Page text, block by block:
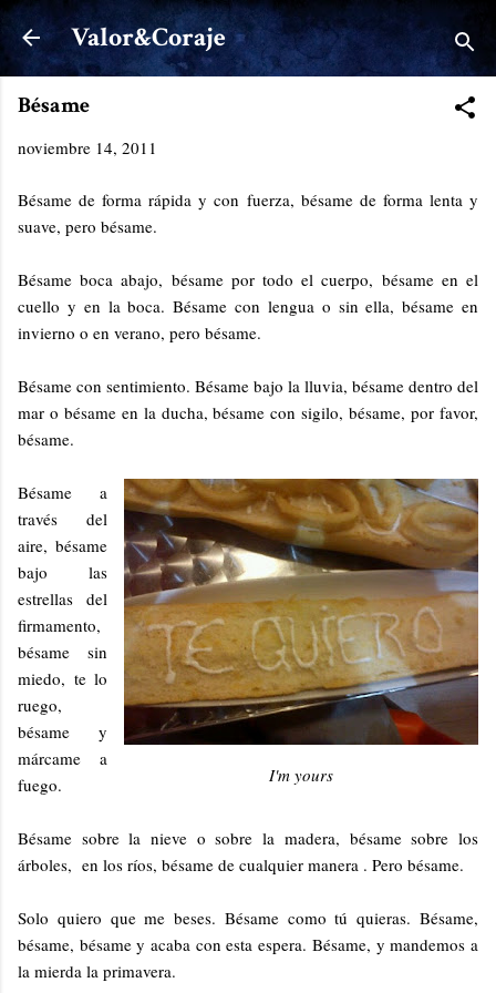
Ir al contenido principal
Valor&Coraje
Bésame
noviembre 14, 2011
Bésame de forma rápida y con fuerza, bésame de forma lenta y
suave, pero bésame.
Bésame boca abajo, bésame por todo el cuerpo, bésame en el
cuello y en la boca. Bésame con lengua o sin ella, bésame en
invierno o en verano, pero bésame.
Bésame con sentimiento. Bésame bajo la lluvia, bésame dentro del
mar o bésame en la ducha, bésame con sigilo, bésame, por favor,
bésame.
I'm yours
Bésame a
través del
aire, bésame
bajo las
estrellas del
firmamento,
bésame sin
miedo, te lo
ruego,
bésame y
márcame a
fuego.
Bésame sobre la nieve o sobre la madera, bésame sobre los
árboles, en los ríos, bésame de cualquier manera . Pero bésame.
Solo quiero que me beses. Bésame como tú quieras. Bésame,
bésame, bésame y acaba con esta espera. Bésame, y mandemos a
la mierda la primavera.